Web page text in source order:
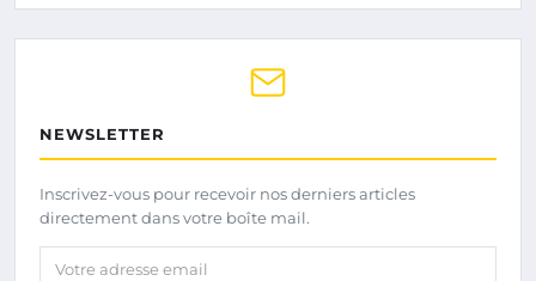
NEWSLETTER
Inscrivez-vous pour recevoir nos derniers articles
directement dans votre boîte mail.
Votre adresse email